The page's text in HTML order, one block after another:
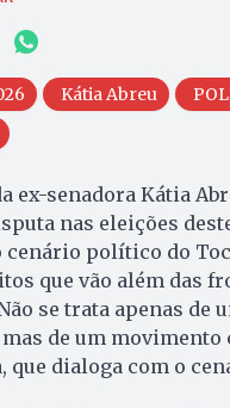
Kátia Abreu
ex-senadora Kátia
nas eleições
cenário político do
que vão além das
se trata apenas de
de um movimento
que dialoga com o